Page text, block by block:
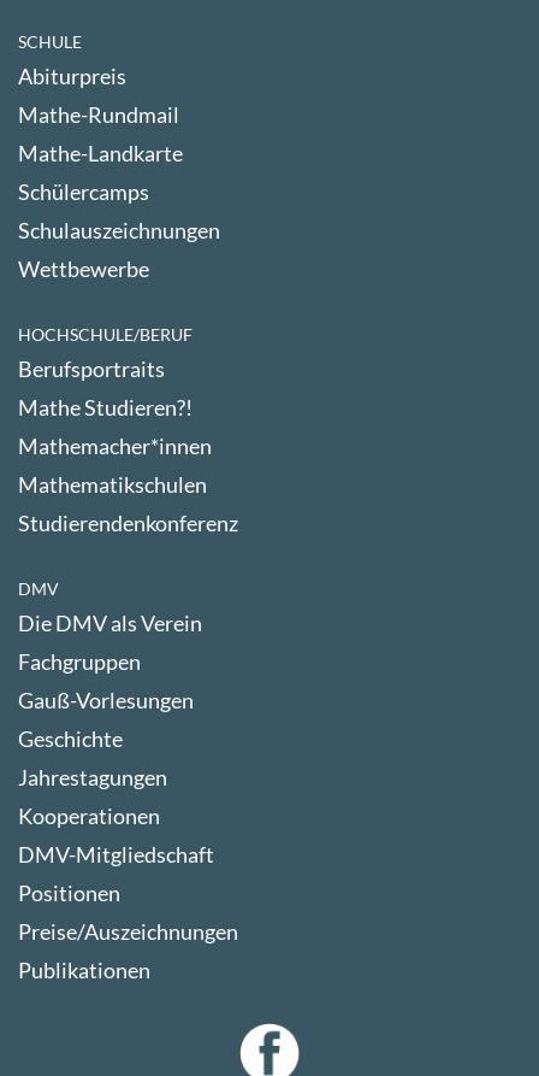
SCHULE
Abiturpreis
Mathe-Rundmail
Mathe-Landkarte
Schülercamps
Schulauszeichnungen
Wettbewerbe
HOCHSCHULE/BERUF
Berufsportraits
Mathe Studieren?!
Mathemacher*innen
Mathematikschulen
Studierendenkonferenz
DMV
Die DMV als Verein
Fachgruppen
Gauß-Vorlesungen
Geschichte
Jahrestagungen
Kooperationen
DMV-Mitgliedschaft
Positionen
Preise/Auszeichnungen
Publikationen